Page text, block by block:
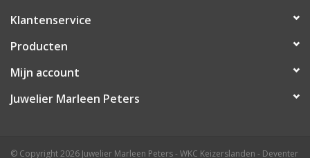
Klantenservice
Producten
Mijn account
Juwelier Marleen Peters
© Copyright 2026 Juwelier Marleen Peters - WKC Keizerslanden - Deventer